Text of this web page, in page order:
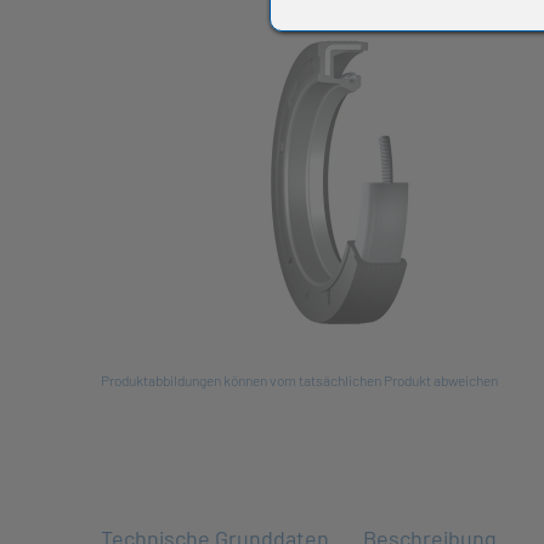
Produktabbildungen können vom tatsächlichen Produkt abweichen
Technische Grunddaten Beschreibung